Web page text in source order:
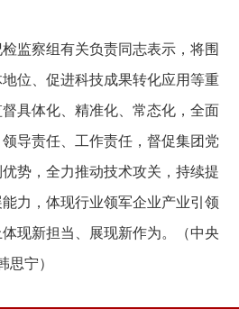
监察组有关负责同志表示，将围
位、促进科技成果转化应用等重
具体化、精准化、常态化，全面
导责任、工作责任，督促集团党
势，全力推动技术攻关，持续提
力，体现行业领军企业产业引领
现新担当、展现新作为。（中央
思宁）